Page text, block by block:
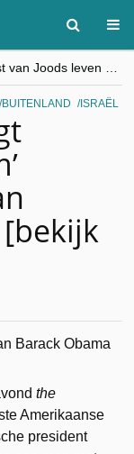
“Besnijdenisdebat toont hoe moeilijk seculiere Westen minderheden begrijpt”, Jinnih Beels (Vooruit)
CITYTRIP | ROEMENIË – Boekarest: de verrassing van Oost-Europa
BUITENLAND ISRAËL
the
Amerikaanse
president